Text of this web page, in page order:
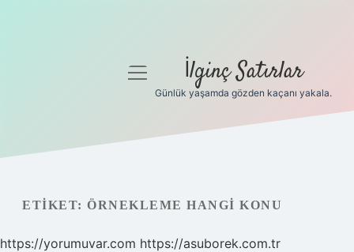
Gizlilik Politikası
menüyü
İlginç Satırlar
Günlük yaşamda gözden kaçanı yakala.
ETIKET: ÖRNEKLEME HANGI KONU
https://yorumuvar.com https://asuborek.com.tr